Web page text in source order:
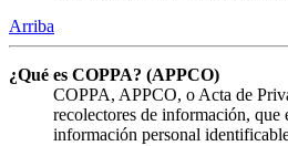
Arriba
¿Qué es COPPA? (APPCO)
COPPA, APPCO, o Acta de
recolectores de información,
información personal